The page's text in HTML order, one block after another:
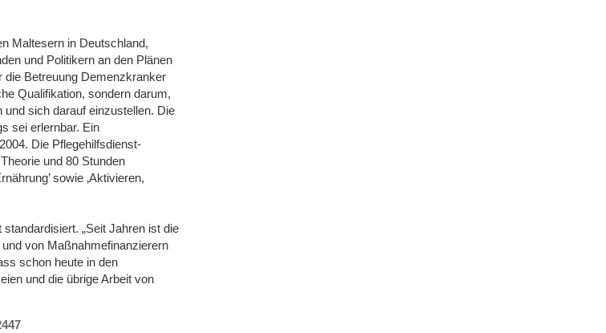
Maltesern in Deutschland,
und Politikern an den Plänen
die Betreuung Demenzkranker
Qualifikation, sondern darum,
sich darauf einzustellen. Die
sei erlernbar. Ein
Die Pflegehilfsdienst-
und 80 Stunden
sowie ‚Aktivieren,
„Seit Jahren ist die
von Maßnahmefinanzierern
schon heute in den
und die übrige Arbeit von